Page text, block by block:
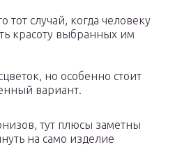
тот случай, когда человеку
красоту выбранных им
но особенно стоит
вариант.
тут плюсы заметны
на само изделие